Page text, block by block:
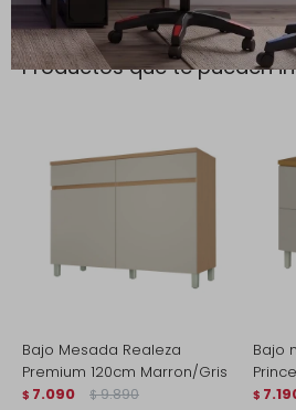
Productos que te pueden
Bajo Mesada Realeza
Premium 120cm Marron/Gris
$ 7.090 $ 9.890
Bajo
$